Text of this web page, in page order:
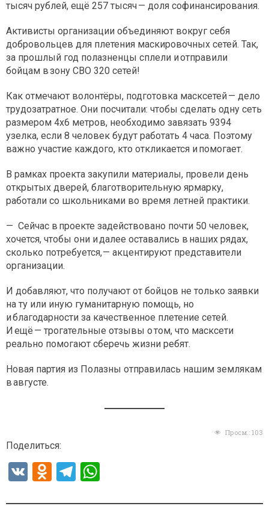
тысяч рублей, ещё 257 тысяч — доля софинансирования.
Активисты организации объединяют вокруг себя
добровольцев для плетения маскировочных сетей. Так,
за прошлый год полазненцы сплели и отправили
бойцам в зону СВО 320 сетей!
Как отмечают волонтёры, подготовка масксетей — дело
трудозатратное. Они посчитали: чтобы сделать одну сеть
размером 4х6 метров, необходимо завязать 9394
узелка, если 8 человек будут работать 4 часа. Поэтому
важно участие каждого, кто откликается и помогает.
В рамках проекта закупили материалы, провели день
открытых дверей, благотворительную ярмарку,
работали со школьниками во время летней практики.
— Сейчас в проекте задействовано почти 50 человек,
хочется, чтобы они и далее оставались в наших рядах,
сколько потребуется, — акцентируют представители
организации.
И добавляют, что получают от бойцов не только заявки
на ту или иную гуманитарную помощь, но
и благодарности за качественное плетение сетей.
И ещё — трогательные отзывы о том, что масксети
реально помогают сберечь жизни ребят.
Новая партия из Полазны отправилась нашим землякам
в августе.
Просм.: 103
Поделиться:
V
O
T